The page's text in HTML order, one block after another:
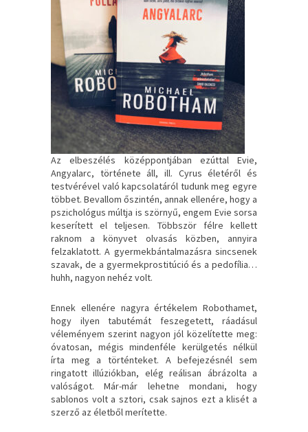
Az elbeszélés középpontjában ezúttal Evie,
Angyalarc, története áll, ill. Cyrus életéről és
testvérével való kapcsolatáról tudunk meg egyre
többet. Bevallom őszintén, annak ellenére, hogy a
pszichológus múltja is szörnyű, engem Evie sorsa
keserített el teljesen. Többször félre kellett
raknom a könyvet olvasás közben, annyira
felzaklatott. A gyermekbántalmazásra sincsenek
szavak, de a gyermekprostitúció és a pedofília…
huhh, nagyon nehéz volt.
Ennek ellenére nagyra értékelem Robothamet,
hogy ilyen tabutémát feszegetett, ráadásul
véleményem szerint nagyon jól közelítette meg:
óvatosan, mégis mindenféle kerülgetés nélkül
írta meg a történteket. A befejezésnél sem
ringatott illúziókban, elég reálisan ábrázolta a
valóságot. Már-már lehetne mondani, hogy
sablonos volt a sztori, csak sajnos ezt a klisét a
szerző az életből merítette.